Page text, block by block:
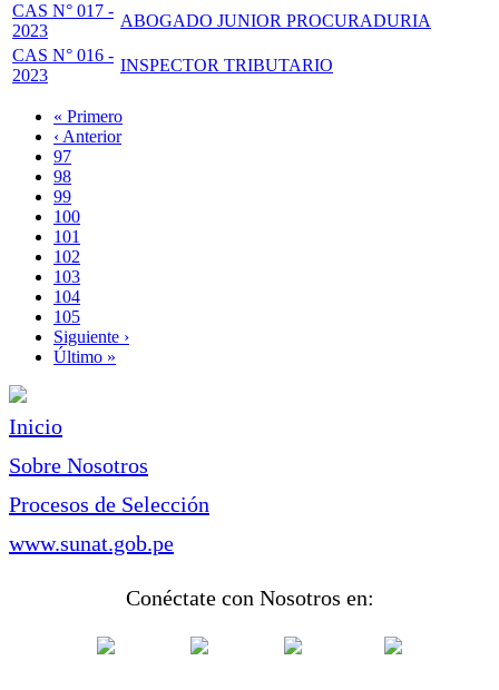
CAS N° 017 -
2023
ABOGADO JUNIOR PROCURADURIA
CAS N° 016 -
2023
INSPECTOR TRIBUTARIO
Paginación
Primera
página
« Primero
Página
anterior
‹ Anterior
Page
97
Page
98
Page
99
Page
100
Página
actual
101
Page
102
Page
103
Page
104
Page
105
Siguiente
página
Siguiente ›
Última
Último »
Inicio
Sobre Nosotros
Procesos de Selección
www.sunat.gob.pe
Conéctate con Nosotros en: